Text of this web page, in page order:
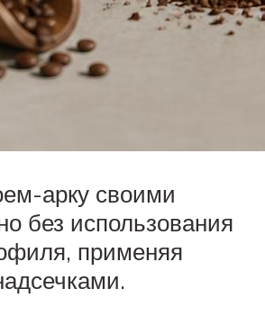
арку своими
без использования
применяя